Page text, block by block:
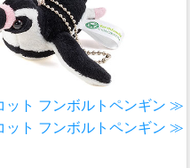
ット フンボルトペンギン ≫
ット フンボルトペンギン ≫